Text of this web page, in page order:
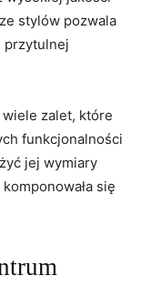
stylów pozwala
przytulnej
zalet, które
funkcjonalności
jej wymiary
się